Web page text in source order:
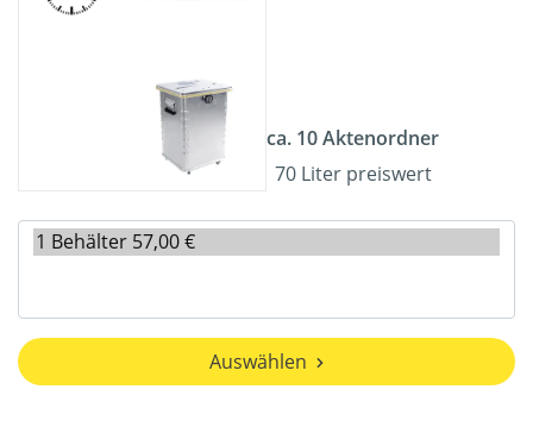
ca. 10 Aktenordner
70 Liter preiswert
Auswählen